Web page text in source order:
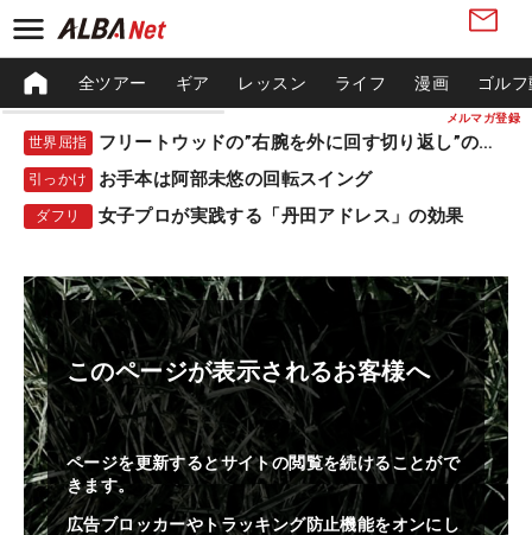
メルマガ登録
全ツアー ギア レッスン ライフ 漫画 ゴル
世界屈指 フリートウッドの”右腕を外に回す切り返し”の秘密
引っかけ お手本は阿部未悠の回転スイング
ダフリ 女子プロが実践する「丹田アドレス」の効果
このページが表示されるお客様へ
ページを更新するとサイトの閲覧を続けることがで
きます。
広告ブロッカーやトラッキング防止機能をオンにし